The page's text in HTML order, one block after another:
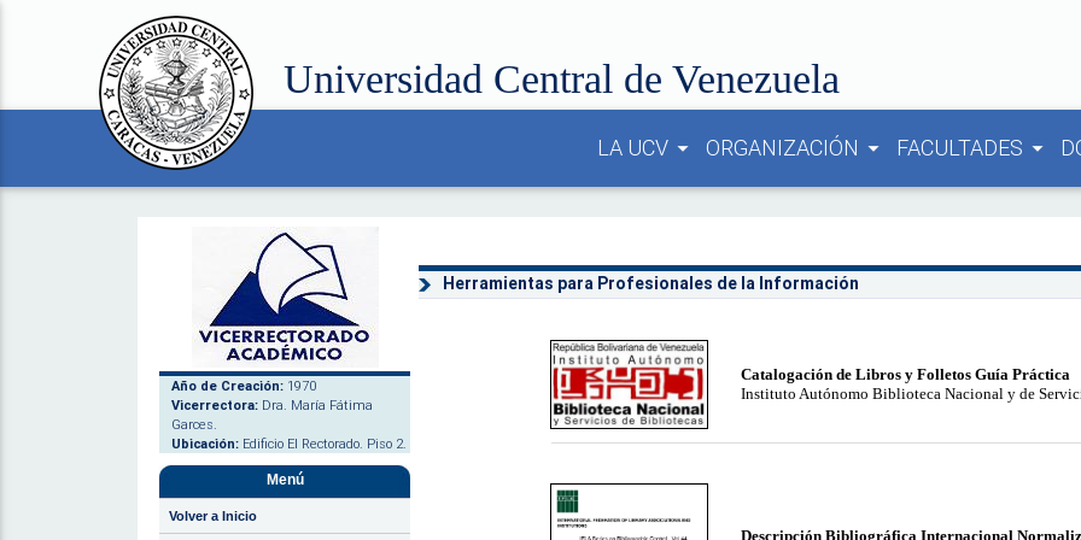
Universidad Central de Venezuela
LA UCV arrow_drop_down ORGANIZACIÓN arrow_drop_down FACULTADES arrow_drop_down
Año de Creación: 1970
Vicerrectora: Dra. María Fátima
Garces.
Ubicación: Edificio El Rectorado. Piso 2.
Menú
Volver a Inicio
Herramientas para Profesionales de la Información